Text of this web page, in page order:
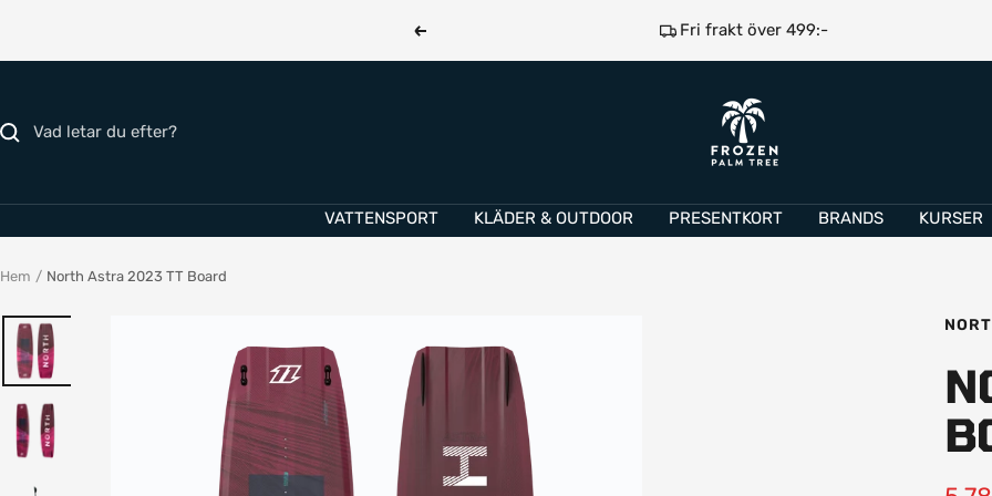
innehållet
Föregående Fri frakt över 499:-
Frozen
Palm
Tree
VATTENSPORT KLÄDER & OUTDOOR PRESENTKORT BRANDS KURSER
Hem North Astra 2023 TT Board